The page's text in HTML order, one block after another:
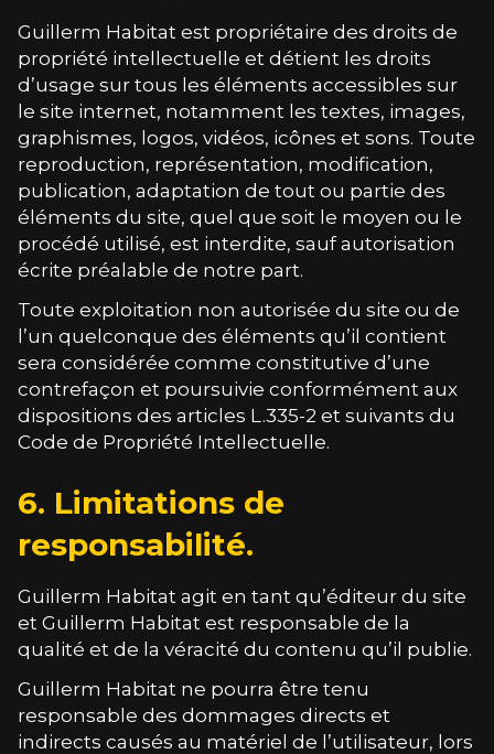
Guillerm Habitat est propriétaire des droits de
propriété intellectuelle et détient les droits
d’usage sur tous les éléments accessibles sur
le site internet, notamment les textes, images,
graphismes, logos, vidéos, icônes et sons. Toute
reproduction, représentation, modification,
publication, adaptation de tout ou partie des
éléments du site, quel que soit le moyen ou le
procédé utilisé, est interdite, sauf autorisation
écrite préalable de notre part.
Toute exploitation non autorisée du site ou de
l’un quelconque des éléments qu’il contient
sera considérée comme constitutive d’une
contrefaçon et poursuivie conformément aux
dispositions des articles L.335-2 et suivants du
Code de Propriété Intellectuelle.
6. Limitations de
responsabilité.
Guillerm Habitat agit en tant qu’éditeur du site
et Guillerm Habitat est responsable de la
qualité et de la véracité du contenu qu’il publie.
Guillerm Habitat ne pourra être tenu
responsable des dommages directs et
indirects causés au matériel de l’utilisateur, lors